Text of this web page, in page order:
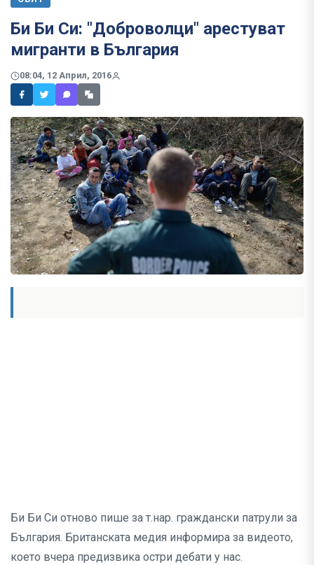
Би Би Си: "Доброволци" арестуват
мигранти в България
08:04, 12 Април, 2016
Би Би Си отново пише за т.нар. граждански патрули за
България. Британската медия информира за видеото,
което вчера предизвика остри дебати у нас.